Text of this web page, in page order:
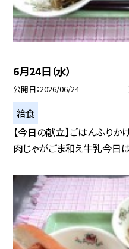
6月24日（水）
公開日 2026/06/24
給食
【今日の献立】ごはんふり
肉じゃがごま和え牛乳今日